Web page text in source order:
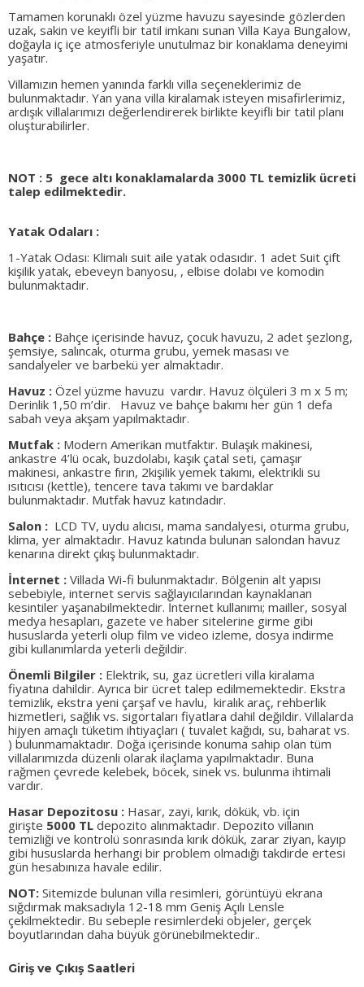
Tamamen korunaklı özel yüzme havuzu sayesinde gözlerden
uzak, sakin ve keyifli bir tatil imkanı sunan Villa Kaya Bungalow,
doğayla iç içe atmosferiyle unutulmaz bir konaklama deneyimi
yaşatır.
Villamızın hemen yanında farklı villa seçeneklerimiz de
bulunmaktadır. Yan yana villa kiralamak isteyen misafirlerimiz,
ardışık villalarımızı değerlendirerek birlikte keyifli bir tatil planı
oluşturabilirler.
NOT : 5 gece altı konaklamalarda 3000 TL temizlik ücreti
talep edilmektedir.
Yatak Odaları :
1-Yatak Odası: Klimalı suit aile yatak odasıdır. 1 adet Suit çift
kişilik yatak, ebeveyn banyosu, , elbise dolabı ve komodin
bulunmaktadır.
Bahçe : Bahçe içerisinde havuz, çocuk havuzu, 2 adet şezlong,
şemsiye, salıncak, oturma grubu, yemek masası ve
sandalyeler ve barbekü yer almaktadır.
Havuz : Özel yüzme havuzu vardır. Havuz ölçüleri 3 m x 5 m;
Derinlik 1,50 m’dir. Havuz ve bahçe bakımı her gün 1 defa
sabah veya akşam yapılmaktadır.
Mutfak : Modern Amerikan mutfaktır. Bulaşık makinesi,
ankastre 4’lü ocak, buzdolabı, kaşık çatal seti, çamaşır
makinesi, ankastre fırın, 2kişilik yemek takımı, elektrikli su
ısıtıcısı (kettle), tencere tava takımı ve bardaklar
bulunmaktadır. Mutfak havuz katındadır.
Salon : LCD TV, uydu alıcısı, mama sandalyesi, oturma grubu,
klima, yer almaktadır. Havuz katında bulunan salondan havuz
kenarına direkt çıkış bulunmaktadır.
İnternet : Villada Wi-fi bulunmaktadır. Bölgenin alt yapısı
sebebiyle, internet servis sağlayıcılarından kaynaklanan
kesintiler yaşanabilmektedir. İnternet kullanımı; mailler, sosyal
medya hesapları, gazete ve haber sitelerine girme gibi
hususlarda yeterli olup film ve video izleme, dosya indirme
gibi kullanımlarda yeterli değildir.
Önemli Bilgiler : Elektrik, su, gaz ücretleri villa kiralama
fiyatına dahildir. Ayrıca bir ücret talep edilmemektedir. Ekstra
temizlik, ekstra yeni çarşaf ve havlu, kiralık araç, rehberlik
hizmetleri, sağlık vs. sigortaları fiyatlara dahil değildir. Villalarda
hijyen amaçlı tüketim ihtiyaçları ( tuvalet kağıdı, su, baharat vs.
) bulunmamaktadır. Doğa içerisinde konuma sahip olan tüm
villalarımızda düzenli olarak ilaçlama yapılmaktadır. Buna
rağmen çevrede kelebek, böcek, sinek vs. bulunma ihtimali
vardır.
Hasar Depozitosu : Hasar, zayi, kırık, dökük, vb. için
girişte 5000 TL depozito alınmaktadır. Depozito villanın
temizliği ve kontrolü sonrasında kırık dökük, zarar ziyan, kayıp
gibi hususlarda herhangi bir problem olmadığı takdirde ertesi
gün hesabınıza havale edilir.
NOT: Sitemizde bulunan villa resimleri, görüntüyü ekrana
sığdırmak maksadıyla 12-18 mm Geniş Açılı Lensle
çekilmektedir. Bu sebeple resimlerdeki objeler, gerçek
boyutlarından daha büyük görünebilmektedir..
Giriş ve Çıkış Saatleri